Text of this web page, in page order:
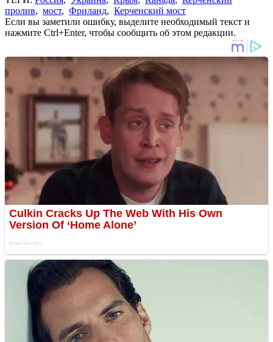
пролив, мост, Фриланд, Керченский мост
Если вы заметили ошибку, выделите необходимый текст и
нажмите Ctrl+Enter, чтобы сообщить об этом редакции.